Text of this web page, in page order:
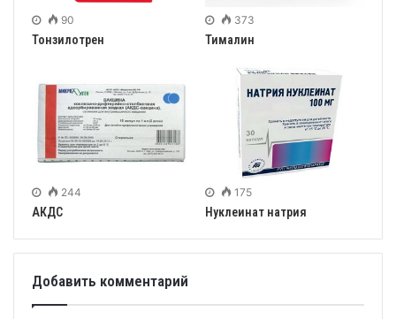
90
Тонзилотрен
373
Тималин
244
АКДС
175
Нуклеинат натрия
Добавить комментарий